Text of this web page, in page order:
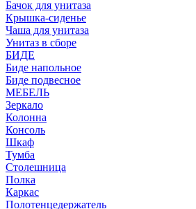
Бачок для унитаза
Крышка-сиденье
Чаша для унитаза
Унитаз в сборе
БИДЕ
Биде напольное
Биде подвесное
МЕБЕЛЬ
Зеркало
Колонна
Консоль
Шкаф
Тумба
Столешница
Полка
Каркас
Полотенцедержатель